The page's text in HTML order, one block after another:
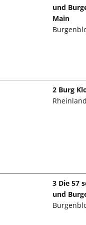
und
Main
2 Burg
3 Die 57
und